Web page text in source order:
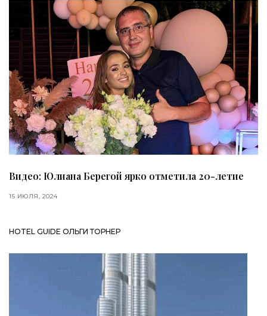
Видео: Юлиана Берегой ярко отметила 20-летие
15 ИЮЛЯ, 2024
HOTEL GUIDE ОЛЬГИ ТОРНЕР